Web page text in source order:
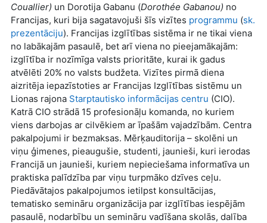
Couallier) un Dorotija Gabanu (Dorothée Gabanou) no
Francijas, kuri bija sagatavojuši šīs vizītes programmu (sk.
prezentāciju). Francijas izglītības sistēma ir ne tikai viena
no labākajām pasaulē, bet arī viena no pieejamākajām:
izglītība ir nozīmīga valsts prioritāte, kurai ik gadus
atvēlēti 20% no valsts budžeta. Vizītes pirmā diena
aizritēja iepazīstoties ar Francijas Izglītības sistēmu un
Lionas rajona Starptautisko informācijas centru (CIO).
Katrā CIO strādā 15 profesionāļu komanda, no kuriem
viens darbojas ar cilvēkiem ar īpašām vajadzībām. Centra
pakalpojumi ir bezmaksas. Mērķauditorija – skolēni un
viņu ģimenes, pieaugušie, studenti, jaunieši, kuri ierodas
Francijā un jaunieši, kuriem nepieciešama informatīva un
praktiska palīdzība par viņu turpmāko dzīves ceļu.
Piedāvātajos pakalpojumos ietilpst konsultācijas,
tematisko semināru organizācija par izglītības iespējām
pasaulē, nodarbību un semināru vadīšana skolās, dalība